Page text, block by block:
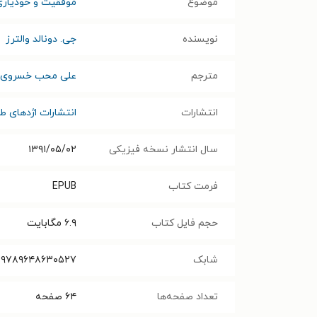
نویسنده جی. دونالد والترز
مترجم علی محب خسروی
انتشارات انتشارات اژدهای
سال انتشار نسخه فیزیکی ۱۳۹۱/۰۵/۰۲
فرمت کتاب EPUB
حجم فایل کتاب ۶.۹ مگابایت
شابک ۹۷۸۹۶۴۸۶۳۰۵۲۷
تعداد صفحه‌ها ۶۴ صفحه